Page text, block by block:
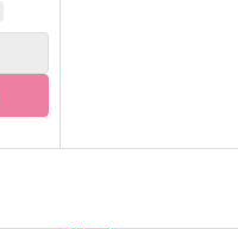
ウチの後輩が厄介な呪